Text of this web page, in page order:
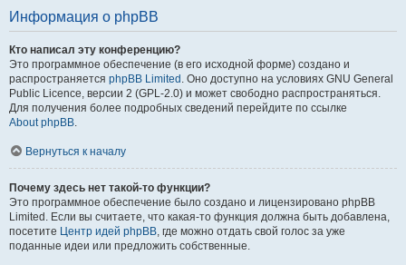
Информация о phpBB
Кто написал эту конференцию?
Это программное обеспечение (в его исходной форме) создано и
распространяется phpBB Limited . Оно доступно на условиях GNU General
Public Licence, версии 2 (GPL-2.0) и может свободно распространяться.
Для получения более подробных сведений перейдите по ссылке
About phpBB.
Вернуться к началу
Почему здесь нет такой-то функции?
Это программное обеспечение было создано и лицензировано phpBB
Limited. Если вы считаете, что какая-то функция должна быть добавлена,
посетите Центр идей phpBB, где можно отдать свой голос за уже
поданные идеи или предложить собственные.